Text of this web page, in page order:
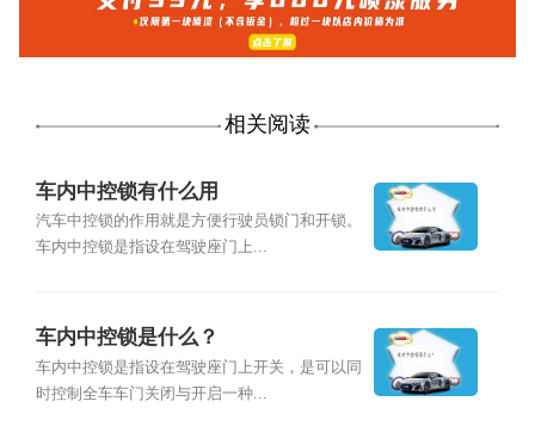
相关阅读
车内中控锁有什么用
汽车中控锁的作用就是方便行驶员锁门和开锁。
车内中控锁是指设在驾驶座门上...
车内中控锁是什么？
车内中控锁是指设在驾驶座门上开关，是可以同
时控制全车车门关闭与开启一种...